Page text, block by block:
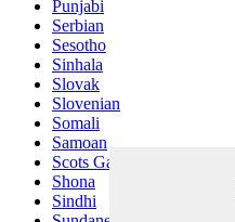
Punjabi
Serbian
Sesotho
Sinhala
Slovak
Slovenian
Somali
Samoan
Scots Gaelic
Shona
Sindhi